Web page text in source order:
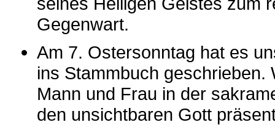
Gegenwart.
Am 7. Ostersonntag hat es
ins Stammbuch
Mann und Frau in der
den unsichtbaren Gott